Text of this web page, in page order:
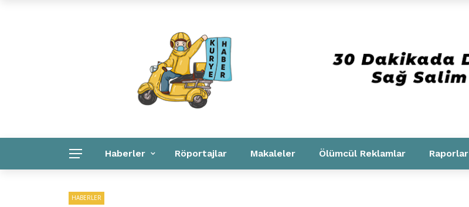
Haberler Röportajlar Makaleler Ölümcül Reklamlar Raporlar
HABERLER